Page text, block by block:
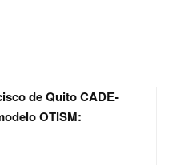
de Quito CADE-
OTISM: